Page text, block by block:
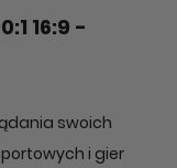
16:9 -
swoich
i gier